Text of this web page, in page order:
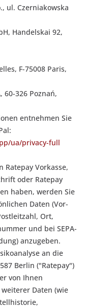
ul. Czerniakowska
Handelskai 92,
F-75008 Paris,
60-326 Poznań,
entnehmen Sie
ua/privacy-full
Ratepay Vorkasse,
oder Ratepay
haben, werden Sie
Daten (Vor-
Ort,
und bei SEPA-
anzugeben.
an die
Berlin ("Ratepay")
von Ihnen
Daten (wie